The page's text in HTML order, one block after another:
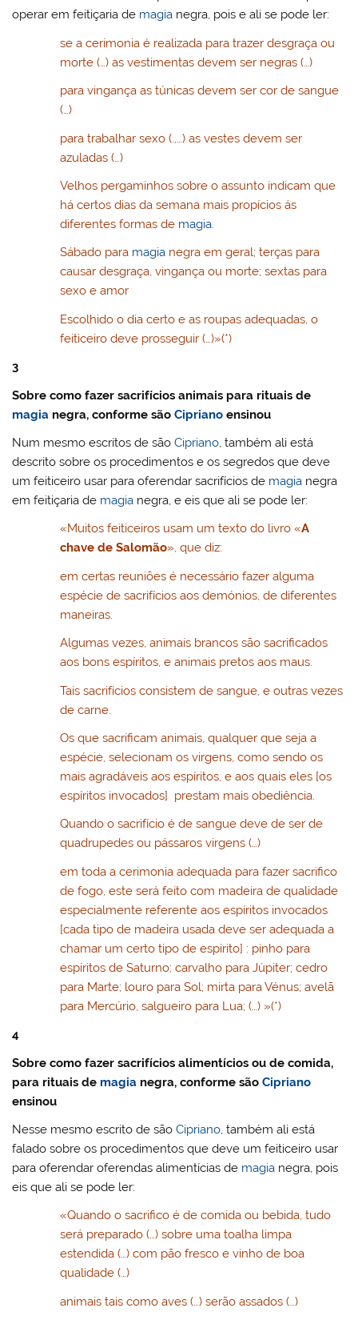
operar em feitiçaria de magia negra, pois e ali se pode ler:
se a cerimonia é realizada para trazer desgraça ou
morte (…) as vestimentas devem ser negras (…)
para vingança as túnicas devem ser cor de sangue
(…)
para trabalhar sexo (.,…) as vestes devem ser
azuladas (…)
Velhos pergaminhos sobre o assunto indicam que
há certos dias da semana mais propícios ás
diferentes formas de magia.
Sábado para magia negra em geral; terças para
causar desgraça, vingança ou morte; sextas para
sexo e amor
Escolhido o dia certo e as roupas adequadas, o
feiticeiro deve prosseguir (…)»(*)
3
Sobre como fazer sacrifícios animais para rituais de
magia negra, conforme sãoCipriano ensinou
Num mesmo escritos de sãoCipriano, também ali está
descrito sobre os procedimentos e os segredos que deve
um feiticeiro usar para oferendar sacrifícios de magia negra
em feitiçaria de magia negra, e eis que ali se pode ler:
«Muitos feiticeiros usam um texto do livro «A
chave de Salomão», que diz:
em certas reuniões é necessário fazer alguma
espécie de sacrifícios aos demónios, de diferentes
maneiras.
Algumas vezes, animais brancos são sacrificados
aos bons espíritos, e animais pretos aos maus.
Tais sacrifícios consistem de sangue, e outras vezes
de carne.
Os que sacrificam animais, qualquer que seja a
espécie, selecionam os virgens, como sendo os
mais agradáveis aos espíritos, e aos quais eles [os
espíritos invocados] prestam mais obediência.
Quando o sacrifício é de sangue deve de ser de
quadrupedes ou pássaros virgens (…)
em toda a cerimonia adequada para fazer sacrifico
de fogo, este será feito com madeira de qualidade
especialmente referente aos espíritos invocados
[cada tipo de madeira usada deve ser adequada a
chamar um certo tipo de espirito] : pinho para
espíritos de Saturno; carvalho para Júpiter; cedro
para Marte; louro para Sol; mirta para Vénus; avelã
para Mercúrio, salgueiro para Lua; (…) »(*)
4
Sobre como fazer sacrifícios alimentícios ou de comida,
para rituais de magia negra, conforme sãoCipriano
ensinou
Nesse mesmo escrito de sãoCipriano, também ali está
falado sobre os procedimentos que deve um feiticeiro usar
para oferendar oferendas alimentícias de magia negra, pois
eis que ali se pode ler:
«Quando o sacrifico é de comida ou bebida, tudo
será preparado (…) sobre uma toalha limpa
estendida (…) com pão fresco e vinho de boa
qualidade (…)
animais tais como aves (…) serão assados (…)